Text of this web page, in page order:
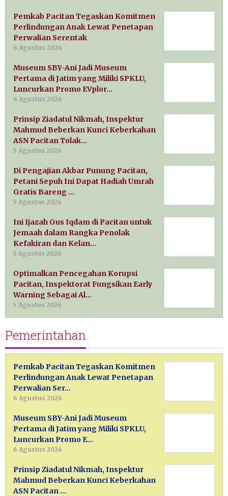
Pemkab Pacitan Tegaskan Komitmen
Perlindungan Anak Lewat Penetapan
Perwalian Serentak
6 Agustus 2026
Museum SBY-Ani Jadi Museum
Pertama di Jatim yang Miliki SPKLU,
Luncurkan Promo EVplor…
6 Agustus 2026
Prinsip Ziadatul Nikmah, Inspektur
Mahmud Beberkan Kunci Keberkahan
ASN Pacitan Tolak…
5 Agustus 2026
Di Pengajian Akbar Punung Pacitan,
Petani Sepuh Ini Dapat Hadiah Umrah
Gratis Bareng …
5 Agustus 2026
Ini Ijazah Gus Iqdam di Pacitan untuk
Jemaah dalam Rangka Penolak
Kefakiran dan Kelan…
5 Agustus 2026
Optimalkan Pencegahan Korupsi
Pacitan, Inspektorat Fungsikan Early
Warning Sebagai Al…
5 Agustus 2026
Pemerintahan
Pemkab Pacitan Tegaskan Komitmen
Perlindungan Anak Lewat Penetapan
Perwalian Ser…
6 Agustus 2026
Museum SBY-Ani Jadi Museum
Pertama di Jatim yang Miliki SPKLU,
Luncurkan Promo E…
6 Agustus 2026
Prinsip Ziadatul Nikmah, Inspektur
Mahmud Beberkan Kunci Keberkahan
ASN Pacitan …